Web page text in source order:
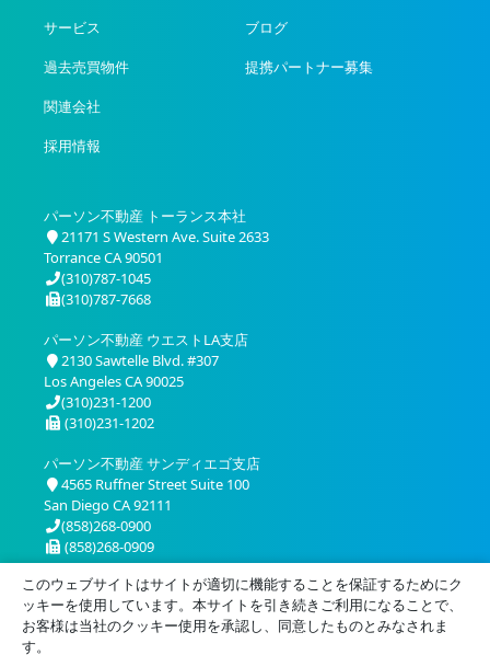
サービス
過去売買物件
関連会社
採用情報
ブログ
提携パートナー募集
パーソン不動産 トーランス本社
21171 S Western Ave. Suite 2633
Torrance CA 90501
(310)787-1045
(310)787-7668
パーソン不動産 ウエストLA支店
2130 Sawtelle Blvd. #307
Los Angeles CA 90025
(310)231-1200
(310)231-1202
パーソン不動産 サンディエゴ支店
4565 Ruffner Street Suite 100
San Diego CA 92111
(858)268-0900
(858)268-0909
このウェブサイトはサイトが適切に機能することを保証するためにク
ッキーを使用しています。本サイトを引き続きご利用になることで、
お客様は当社のクッキー使用を承認し、同意したものとみなされま
す。